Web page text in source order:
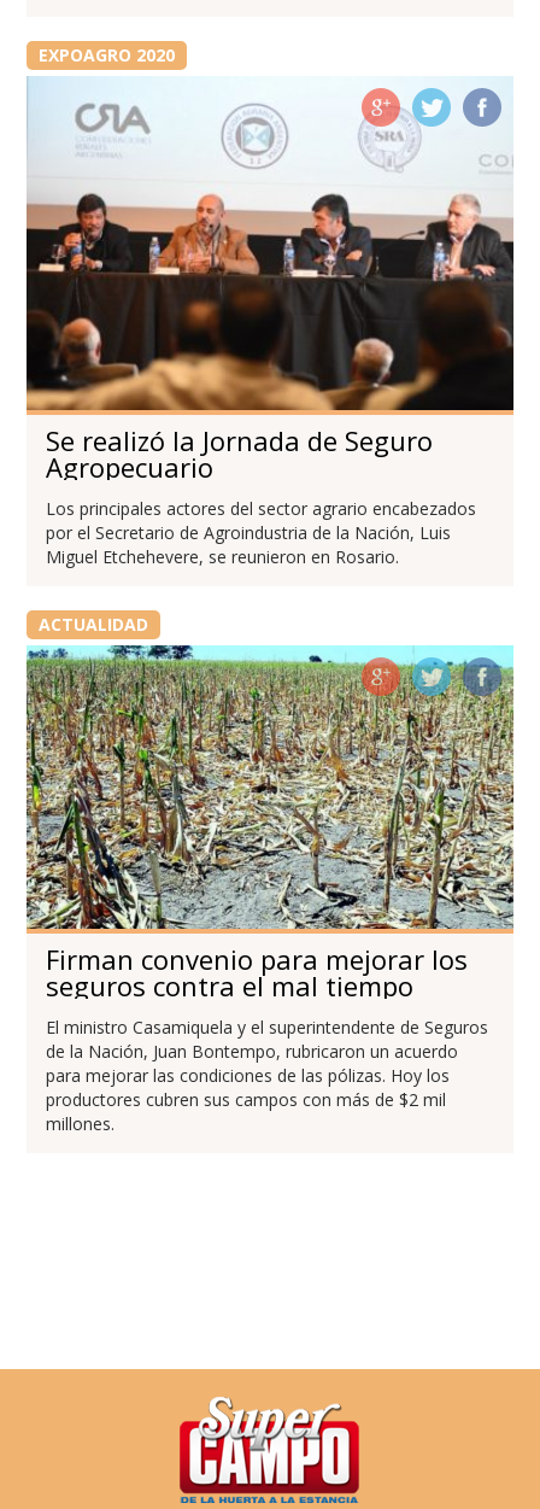
EXPOAGRO 2020
Se realizó la Jornada de Seguro
Agropecuario
Los principales actores del sector agrario encabezados
por el Secretario de Agroindustria de la Nación, Luis
Miguel Etchehevere, se reunieron en Rosario.
ACTUALIDAD
Firman convenio para mejorar los
seguros contra el mal tiempo
El ministro Casamiquela y el superintendente de Seguros
de la Nación, Juan Bontempo, rubricaron un acuerdo
para mejorar las condiciones de las pólizas. Hoy los
productores cubren sus campos con más de $2 mil
millones.